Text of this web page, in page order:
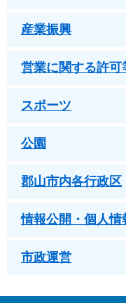
産業振興
営業に関する許可
スポーツ
公園
郡山市内各行政区
情報公開・個人情
市政運営